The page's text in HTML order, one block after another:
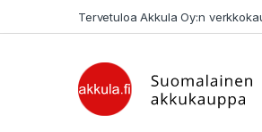
Tervetuloa Akkula Oy:n